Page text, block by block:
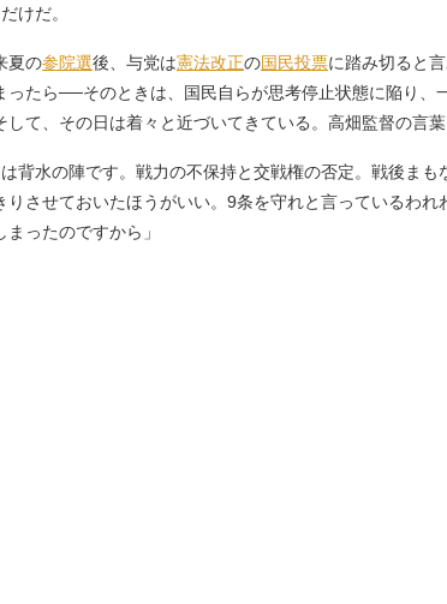
けだ。
夏の参院選後、与党は憲法改正の国民投票に踏み切ると
ったら──そのときは、国民自らが思考停止状態に陥り、
して、その日は着々と近づいてきている。高畑監督の言葉
は背水の陣です。戦力の不保持と交戦権の否定。戦後ま
りさせておいたほうがいい。9条を守れと言っているわれ
まったのですから」